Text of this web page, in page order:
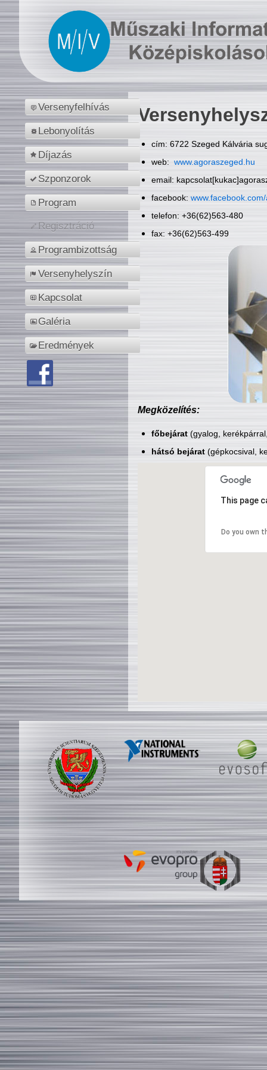
Versenyfelhívás
Lebonyolítás
Díjazás
Szponzorok
Program
Regisztráció
Programbizottság
Versenyhelyszín
Kapcsolat
Galéria
Eredmények
cím: 6722 Szeged Kálvária
web: www.agoraszeged.hu
email:
facebook:
telefon: +36(62)563-480
fax: +36(62)563-499
Megközelítés:
főbejárat(gyalog,
hátsó bejárat(gépkocsival,
This page
Do you own